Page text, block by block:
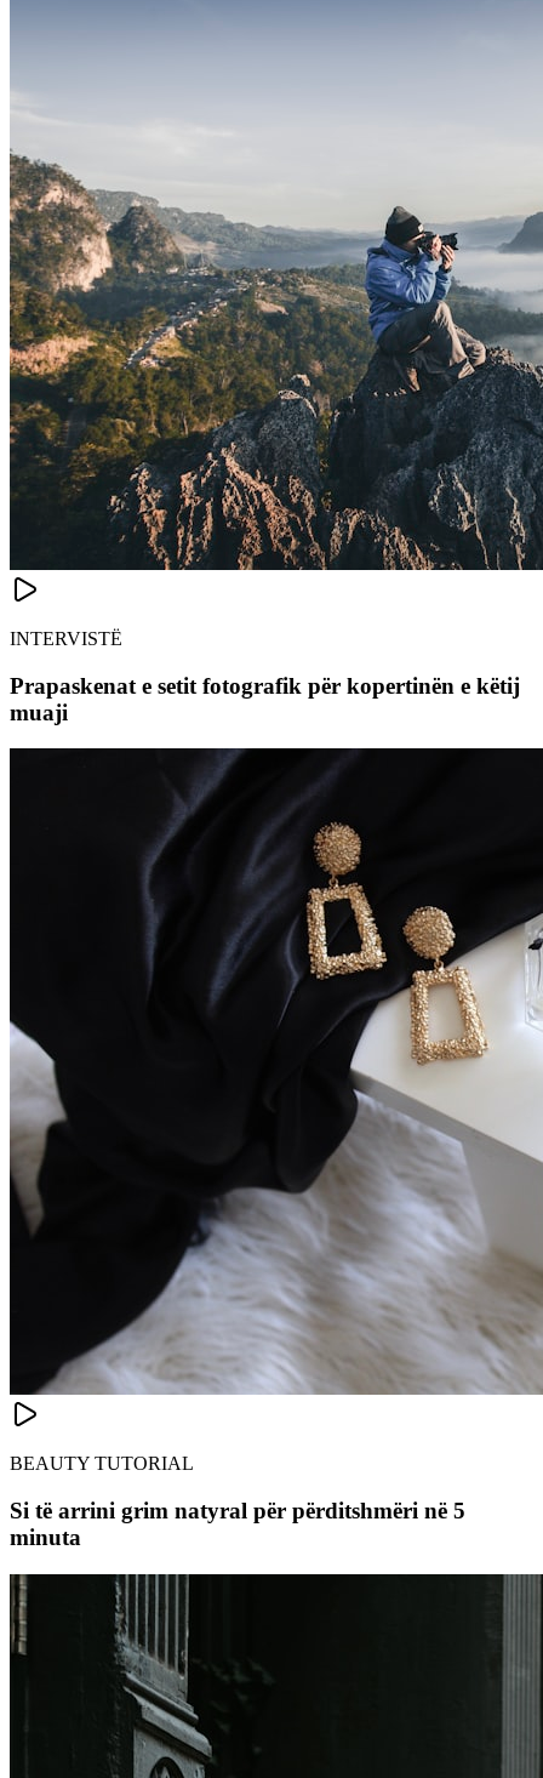
INTERVISTË
Prapaskenat e setit fotografik për kopertinën e këtij
muaji
BEAUTY TUTORIAL
Si të arrini grim natyral për përditshmëri në 5
minuta